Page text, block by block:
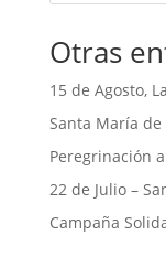
Otras
15 de Agosto,
Santa María
Peregrinación
22 de Julio –
Campaña